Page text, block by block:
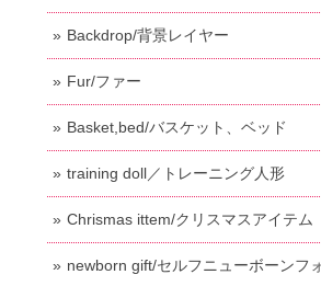
Backdrop/背景レイヤー
Fur/ファー
Basket,bed/バスケット、ベッド
training doll／トレーニング人形
Chrismas ittem/クリスマスアイテム
newborn gift/セルフニューボーンフ